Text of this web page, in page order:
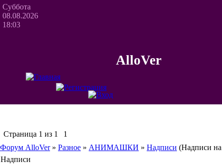
Суббота
08.08.2026
18:03
AlloVer
Страница 1 из 1
1
Форум AlloVer » Разное » АНИМАШКИ » Надписи (Надписи
Надписи